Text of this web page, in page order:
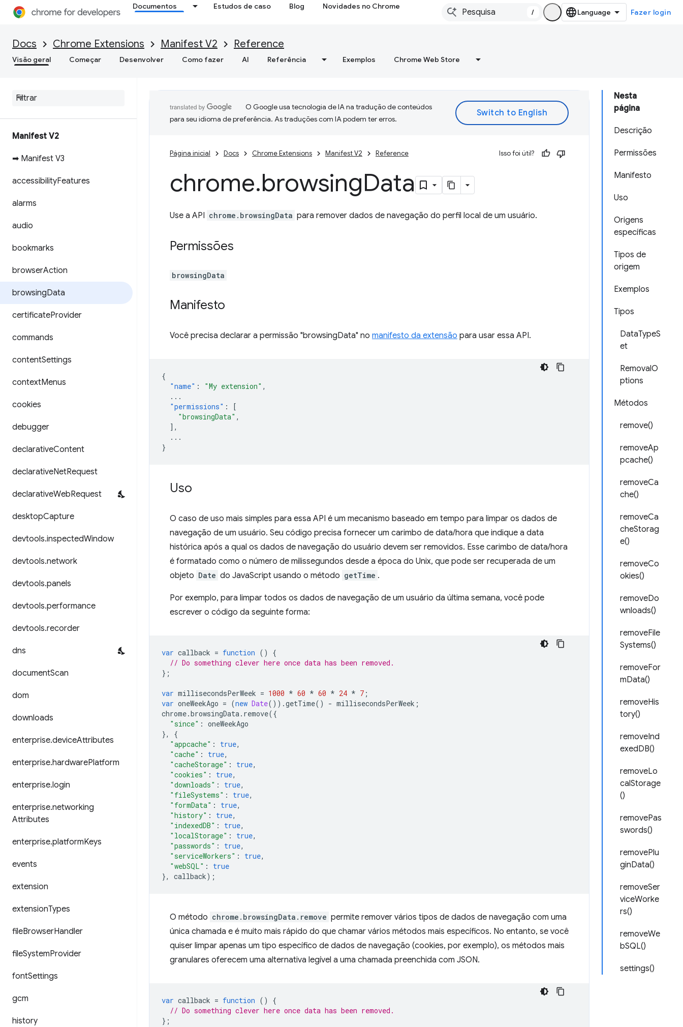
Documentos Estudos de caso Blog Novidades no Chrome
/ Fazer login
Docs Chrome Extensions Manifest V2 Reference
Visão geral Começar Desenvolver Como fazer AI Referência Exemplos Chrome Web Store
Manifest V2
➡ Manifest V3
accessibilityFeatures
alarms
audio
bookmarks
browserAction
browsingData
certificateProvider
commands
contentSettings
contextMenus
cookies
debugger
declarativeContent
declarativeNetRequest
declarativeWebRequest
desktopCapture
devtools.inspectedWindow
devtools.network
devtools.panels
devtools.performance
devtools.recorder
dns
documentScan
dom
downloads
enterprise.deviceAttributes
enterprise.hardwarePlatform
enterprise.login
enterprise.networking
Attributes
enterprise.platformKeys
events
extension
extensionTypes
fileBrowserHandler
fileSystemProvider
fontSettings
gcm
history
Nesta
página
Descrição
Permissões
Manifesto
Uso
Origens
específicas
Tipos de
origem
Exemplos
Tipos
DataTypeS
et
RemovalO
ptions
Métodos
remove()
removeAp
pcache()
removeCa
che()
removeCa
cheStorag
e()
removeCo
okies()
removeDo
wnloads()
removeFile
Systems()
removeFor
mData()
removeHis
tory()
removeInd
exedDB()
removeLo
calStorage
()
removePas
swords()
removePlu
ginData()
removeSer
viceWorke
rs()
removeWe
bSQL()
settings()
O Google usa tecnologia de IA na tradução de conteúdos
para seu idioma de preferência. As traduções com IA podem ter erros.
Página inicial Docs Chrome Extensions Manifest V2 Reference Isso foi útil?
chrome.browsingData
Use a API chrome.browsingData para remover dados de navegação do perfil local de um usuário.
Permissões
browsingData
Manifesto
Você precisa declarar a permissão "browsingData" no manifesto da extensão para usar essa API.
{
"name" : "My extension" ,
...
"permissions" :
[
"browsingData" ,
],
...
}
Uso
O caso de uso mais simples para essa API é um mecanismo baseado em tempo para limpar os dados de
navegação de um usuário. Seu código precisa fornecer um carimbo de data/hora que indique a data
histórica após a qual os dados de navegação do usuário devem ser removidos. Esse carimbo de data/hora
é formatado como o número de milissegundos desde a época do Unix, que pode ser recuperada de um
objeto Date do JavaScript usando o método getTime .
Por exemplo, para limpar todos os dados de navegação de um usuário da última semana, você pode
escrever o código da seguinte forma:
var callback = function ()
{
// Do something clever here once data has been removed.
};
var millisecondsPerWeek = 1000 * 60 * 60 * 24 * 7 ;
var oneWeekAgo = (new Date()).getTime() - millisecondsPerWeek ;
chrome.browsingData. remove({
"since" : oneWeekAgo
},
{
"appcache" : true,
"cache" : true,
"cacheStorage" : true,
"cookies" : true,
"downloads" : true,
"fileSystems" : true,
"formData" : true,
"history" : true,
"indexedDB" : true,
"localStorage" : true,
"passwords" : true,
"serviceWorkers" : true,
"webSQL" :
true
},
callback);
O método chrome.browsingData.remove permite remover vários tipos de dados de navegação com uma
única chamada e é muito mais rápido do que chamar vários métodos mais específicos. No entanto, se você
quiser limpar apenas um tipo específico de dados de navegação (cookies, por exemplo), os métodos mais
granulares oferecem uma alternativa legível a uma chamada preenchida com JSON.
var callback = function ()
{
// Do something clever here once data has been removed.
};